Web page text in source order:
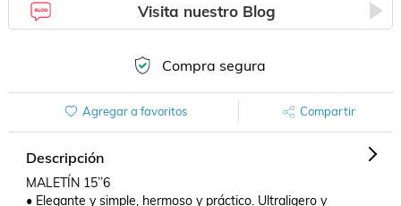
Visita nuestro Blog
Compra segura
Agregar a favoritos Compartir
Descripción
MALETÍN 15’’6
• Elegante y simple, hermoso y práctico. Ultraligero y